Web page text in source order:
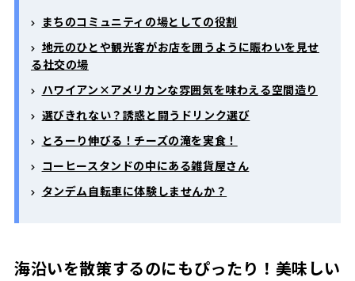
まちのコミュニティの場としての役割
地元のひとや観光客がお店を囲うように賑わいを見せ
る社交の場
ハワイアン×アメリカンな雰囲気を味わえる空間造り
選びきれない？誘惑と闘うドリンク選び
とろーり伸びる！チーズの滝を実食！
コーヒースタンドの中にある雑貨屋さん
タンデム自転車に体験しませんか？
海沿いを散策するのにもぴったり！美味しい